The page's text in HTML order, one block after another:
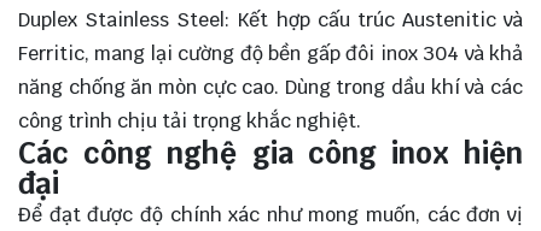
Duplex Stainless Steel: Kết hợp cấu trúc Austenitic và
Ferritic, mang lại cường độ bền gấp đôi inox 304 và khả
năng chống ăn mòn cực cao. Dùng trong dầu khí và các
công trình chịu tải trọng khắc nghiệt.
Các công nghệ gia công inox hiện
đại
Để đạt được độ chính xác như mong muốn, các đơn vị